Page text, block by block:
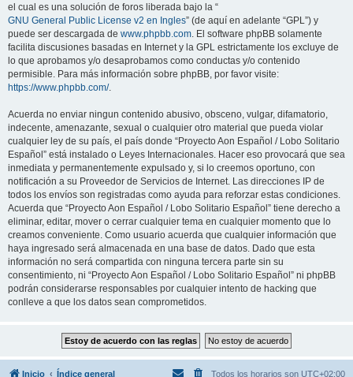
el cual es una solución de foros liberada bajo la “
GNU General Public License v2 en Ingles” (de aquí en adelante “GPL”) y
puede ser descargada de www.phpbb.com. El software phpBB solamente
facilita discusiones basadas en Internet y la GPL estrictamente los excluye de
lo que aprobamos y/o desaprobamos como conductas y/o contenido
permisible. Para más información sobre phpBB, por favor visite:
https://www.phpbb.com/.
Acuerda no enviar ningun contenido abusivo, obsceno, vulgar, difamatorio,
indecente, amenazante, sexual o cualquier otro material que pueda violar
cualquier ley de su país, el país donde “Proyecto Aon Español / Lobo Solitario
Español” está instalado o Leyes Internacionales. Hacer eso provocará que sea
inmediata y permanentemente expulsado y, si lo creemos oportuno, con
notificación a su Proveedor de Servicios de Internet. Las direcciones IP de
todos los envíos son registradas como ayuda para reforzar estas condiciones.
Acuerda que “Proyecto Aon Español / Lobo Solitario Español” tiene derecho a
eliminar, editar, mover o cerrar cualquier tema en cualquier momento que lo
creamos conveniente. Como usuario acuerda que cualquier información que
haya ingresado será almacenada en una base de datos. Dado que esta
información no será compartida con ninguna tercera parte sin su
consentimiento, ni “Proyecto Aon Español / Lobo Solitario Español” ni phpBB
podrán considerarse responsables por cualquier intento de hacking que
conlleve a que los datos sean comprometidos.
Inicio Índice general Todos los horarios son UTC+02:00